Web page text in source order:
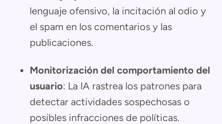
lenguaje ofensivo, la incitación al odio y
el spam en los comentarios y las
publicaciones.
Monitorización del comportamiento del
usuario: La IA rastrea los patrones para
detectar actividades sospechosas o
posibles infracciones de políticas.